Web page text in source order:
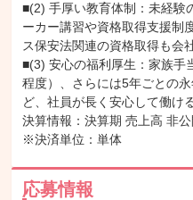
■(2) 手厚い教育体制：未経験
ーカー講習や資格取得支援制
ス保安法関連の資格取得も会
■(3) 安心の福利厚生：家族手
程度）、さらには5年ごとの
ど、社員が長く安心して働け
決算情報：決算期 売上高 非
※決済単位：単体
応募情報